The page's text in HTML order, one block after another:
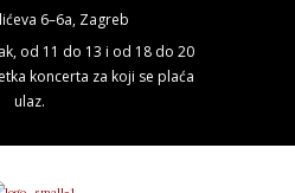
6–6a, Zagreb
od 11 do 13 i od 18 do 20
koncerta za koji se plaća
ulaz.